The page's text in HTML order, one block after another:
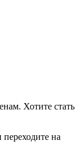
Хотите стать
переходите на